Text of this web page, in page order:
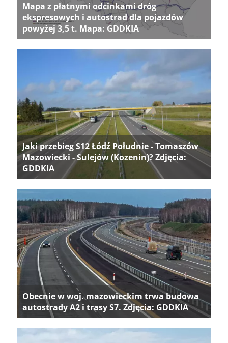
Mapa z płatnymi odcinkami dróg
ekspresowych i autostrad dla pojazdów
powyżej 3,5 t. Mapa: GDDKIA
Jaki przebieg S12 Łódź Południe - Tomaszów
Mazowiecki - Sulejów (Kozenin)? Zdjęcia:
GDDKIA
Obecnie w woj. mazowieckim trwa budowa
autostrady A2 i trasy S7. Zdjęcia: GDDKIA